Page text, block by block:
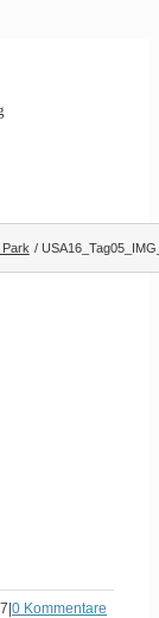
0 Kommentare